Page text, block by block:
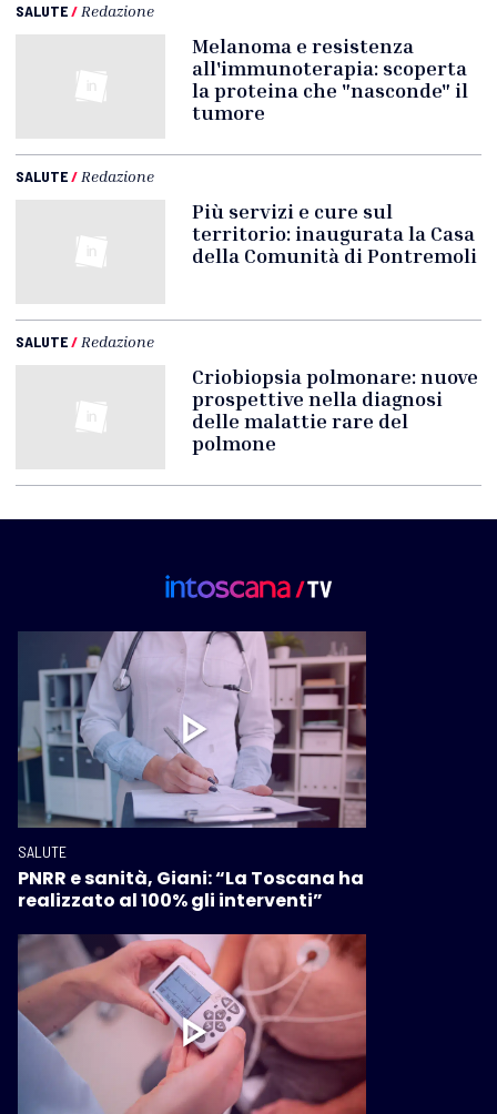
SALUTE/ Redazione
Melanoma e resistenza
all'immunoterapia: scoperta
la proteina che "nasconde" il
tumore
SALUTE/ Redazione
Più servizi e cure sul
territorio: inaugurata la Casa
della Comunità di Pontremoli
SALUTE/ Redazione
Criobiopsia polmonare: nuove
prospettive nella diagnosi
delle malattie rare del
polmone
SALUTE
PNRR e sanità, Giani: “La Toscana ha
realizzato al 100% gli interventi”